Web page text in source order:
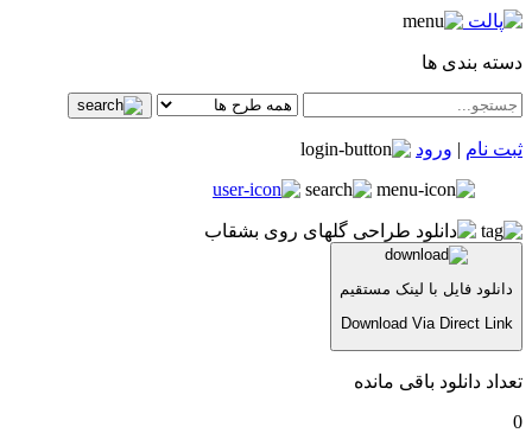
دسته بندی ها
ثبت نام | ورود
دانلود فایل با لینک مستقیم
Download Via Direct Link
تعداد دانلود باقی مانده
0